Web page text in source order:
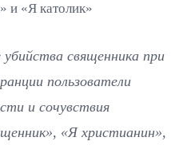
и «Я католик»
священника при
пользователи
и сочувствия
«Я христианин»,